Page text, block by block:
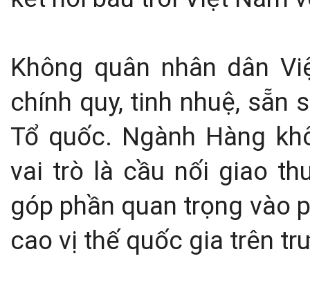
Không quân nhân dân
chính quy, tinh nhuệ, sẵn
Tổ quốc. Ngành Hàng
vai trò là cầu nối giao
góp phần quan trọng vào
cao vị thế quốc gia trên